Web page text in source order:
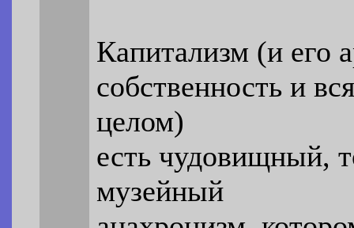
Капитализм (и его
собственность и
целом)
есть чудовищный,
музейный